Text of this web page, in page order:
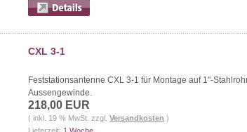
CXL 3-1
Feststationsantenne CXL 3-1 für Montage auf 1"-
Aussengewinde.
218,00 EUR
( inkl. 19 % MwSt. zzgl. Versandkosten )